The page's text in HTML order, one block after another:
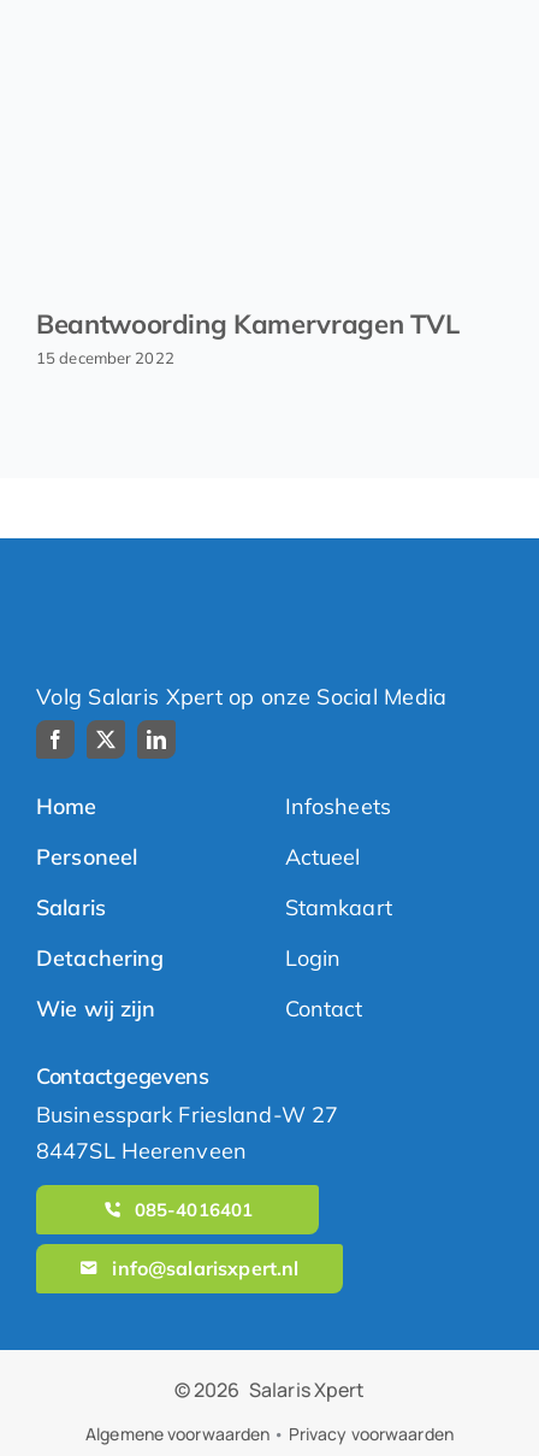
Beantwoording Kamervragen TVL
15 december 2022
Volg Salaris Xpert op onze Social Media
Home
Personeel
Salaris
Detachering
Wie wij zijn
Infosheets
Actueel
Stamkaart
Login
Contact
Contactgegevens
Businesspark Friesland-W 27
8447SL Heerenveen
085-4016401
info@salarisxpert.nl
© 2026 Salaris Xpert
Algemene voorwaarden • Privacy voorwaarden